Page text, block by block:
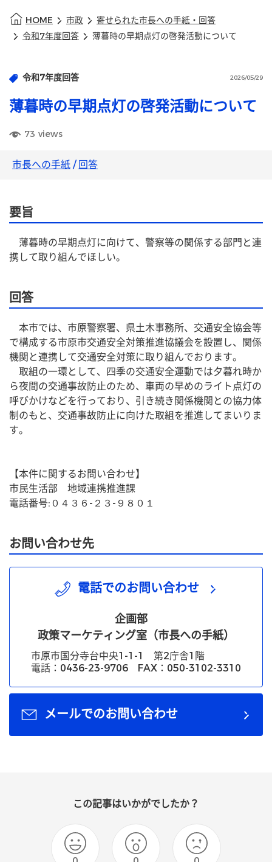
HOME 市政
寄せられた市長への手紙・回答
令和7年度回答
薄暮時の早期点灯の啓発活動について
令和7年度回答 2026/05/29
薄暮時の早期点灯の啓発活動について
73 views
市長への手紙/回答
要旨
薄暮時の早期点灯に向けて、警察等の関係する部門と連
携して取り組んでほしい。
回答
本市では、市原警察署、県土木事務所、交通安全協会等
で構成する市原市交通安全対策推進協議会を設置し、関係
機関と連携して交通安全対策に取り組んでおります。
取組の一環として、四季の交通安全運動では夕暮れ時か
ら夜間の交通事故防止のため、車両の早めのライト点灯の
呼びかけなどを行っており、引き続き関係機関との協力体
制のもと、交通事故防止に向けた取組を推進してまいりま
す。
【本件に関するお問い合わせ】
市民生活部　地域連携推進課
電話番号:０４３６-２３-９８０１
お問い合わせ先
電話でのお問い合わせ
企画部
政策マーケティング室（市長への手紙）
市原市国分寺台中央1-1-1 第2庁舎1階
電話：0436-23-9706 FAX：050-3102-3310
メールでのお問い合わせ
この記事はいかがでしたか？